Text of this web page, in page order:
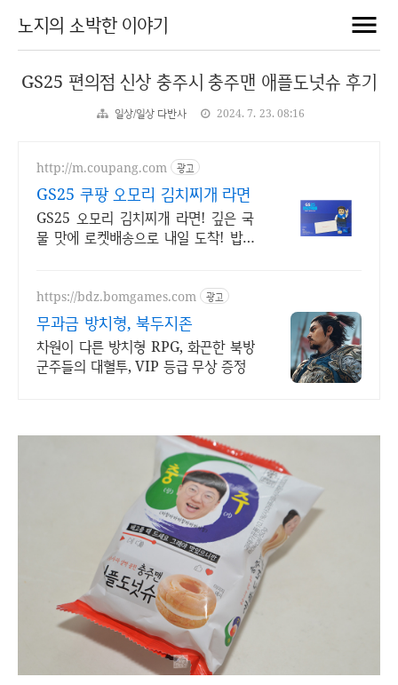
노지의 소박한 이야기
GS25 편의점 신상 충주시 충주맨 애플도넛슈 후기
일상/일상 다반사 2024. 7. 23. 08:16
http://m.coupang.com 광고
GS25 쿠팡 오모리 김치찌개 라면
GS25 오모리 김치찌개 라면! 깊은 국
물 맛에 로켓배송으로 내일 도착! 밥하
https://bdz.bomgames.com 광고
무과금 방치형, 북두지존
차원이 다른 방치형 RPG, 화끈한 북방
군주들의 대혈투, VIP 등급 무상 증정